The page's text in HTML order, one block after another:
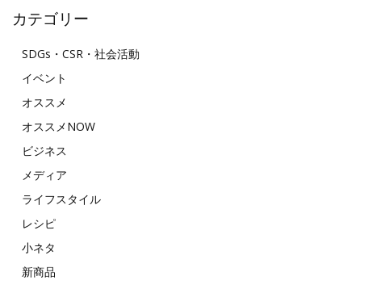
カテゴリー
SDGs・CSR・社会活動
イベント
オススメ
オススメNOW
ビジネス
メディア
ライフスタイル
レシピ
小ネタ
新商品